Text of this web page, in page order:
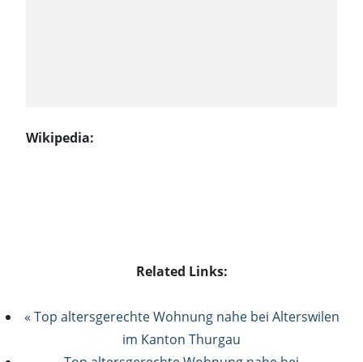
Wikipedia:
Related Links:
« Top altersgerechte Wohnung nahe bei Alterswilen
im Kanton Thurgau